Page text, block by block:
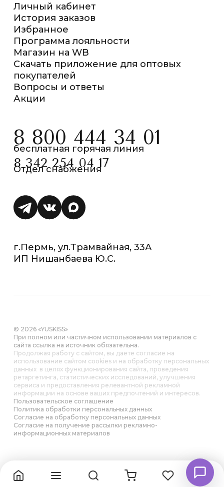
Личный кабинет
История заказов
Избранное
Программа лояльности
Магазин на WB
Скачать приложение для оптовых
покупателей
Вопросы и ответы
Акции
8 800 444 34 01
бесплатная горячая линия
8 342 254 04 17
Отдел снабжения
г.Пермь, ул.Трамвайная, 33А
ИП Нишанбаева Ю.С.
© 2026 «YUSKISS»
При полном или частичном использовании материалов с
сайта ссылка на источник обязательна.
Продолжая работу с сайтом, вы даете согласие на
использование сайтом cookies и на обработку персональных
данных в целях функционирования сайта, проведения
ретаргетинга, статистических исследований, улучшения
сервиса и предоставления релевантной рекламной
информации на основе ваших предпочтений и интересов.
Пользовательское соглашение
Политика обработки персональных данных
Согласие на обработку персональных данных
Согласие на получение рассылки рекламно-
информационных материалов